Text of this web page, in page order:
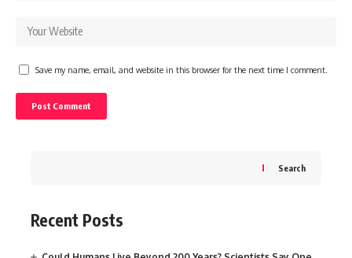
Save my name, email, and website in this browser for the next time I comment.
Search
Recent Posts